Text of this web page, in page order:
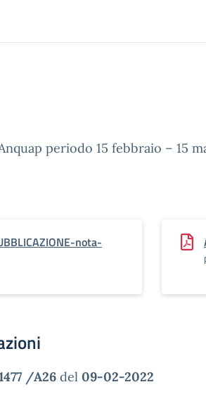
periodo 15 febbraio – 15
nota-
/A26 del 09-02-2022